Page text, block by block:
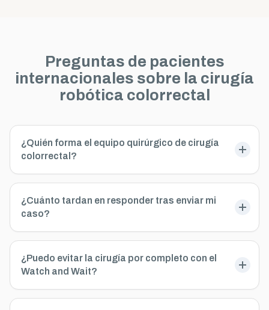
Preguntas de pacientes
internacionales sobre la cirugía
robótica colorrectal
¿Quién forma el equipo quirúrgico de cirugía
colorrectal?
¿Cuánto tardan en responder tras enviar mi
caso?
¿Puedo evitar la cirugía por completo con el
Watch and Wait?